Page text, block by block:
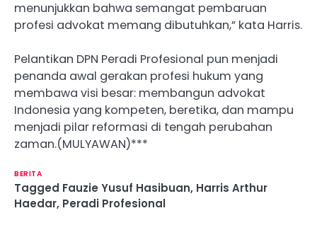
menunjukkan bahwa semangat pembaruan
profesi advokat memang dibutuhkan,” kata Harris.
Pelantikan DPN Peradi Profesional pun menjadi
penanda awal gerakan profesi hukum yang
membawa visi besar: membangun advokat
Indonesia yang kompeten, beretika, dan mampu
menjadi pilar reformasi di tengah perubahan
zaman.(MULYAWAN)***
BERITA
Tagged Fauzie Yusuf Hasibuan, Harris Arthur
Haedar, Peradi Profesional